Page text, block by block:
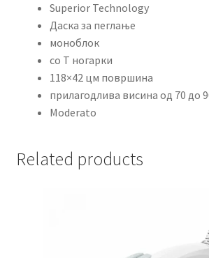
Superior Technology
Даска за пеглање
моноблок
со Т ногарки
118×42 цм површина
прилагодлива висина од 70 до
Moderato
Related products